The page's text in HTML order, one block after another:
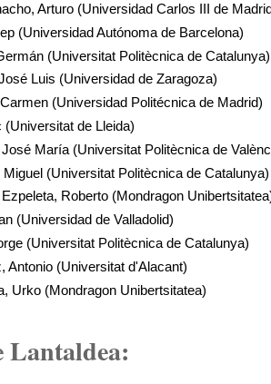
Arturo (Universidad Carlos III de
(Universidad Autónoma de Barcelona)
(Universitat Politècnica de Catalunya)
Luis (Universidad de Zaragoza)
(Universidad Politécnica de Madrid)
(Universitat de Lleida)
María (Universitat Politècnica de
Miguel (Universitat Politècnica de Catalunya)
Roberto (Mondragon
(Universidad de Valladolid)
(Universitat Politècnica de Catalunya)
Antonio (Universitat d'Alacant)
Urko (Mondragon Unibertsitatea)
Lantaldea: